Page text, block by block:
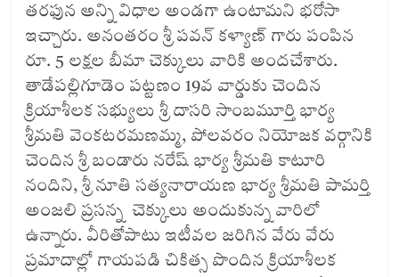
తరఫున అన్ని విధాల అండగా ఉంటామని భరోసా
ఇచ్చారు. అనంతరం శ్రీ పవన్ కళ్యాణ్ గారు పంపిన
రూ. 5 లక్షల బీమా చెక్కులు వారికి అందచేశారు.
తాడేపల్లిగూడెం పట్టణం 19వ వార్డుకు చెందిన
క్రియాశీలక సభ్యులు శ్రీ దాసరి సాంబమూర్తి భార్య
శ్రీమతి వెంకటరమణమ్మ, పోలవరం నియోజక వర్గానికి
చెందిన శ్రీ బండారు నరేష్ భార్య శ్రీమతి కాటూరి
నందిని, శ్రీ నూతి సత్యనారాయణ భార్య శ్రీమతి పామర్తి
అంజలి ప్రసన్న చెక్కులు అందుకున్న వారిలో
ఉన్నారు. వీరితోపాటు ఇటీవల జరిగిన వేరు వేరు
ప్రమాదాల్లో గాయపడి చికిత్స పొందిన క్రియాశీలక